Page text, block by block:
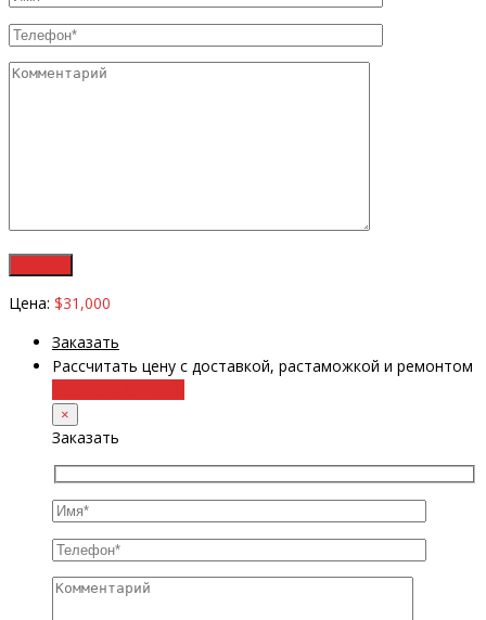
Цена: $31,000
Заказать
Рассчитать цену с доставкой, растаможкой и ремонтом
×
Заказать